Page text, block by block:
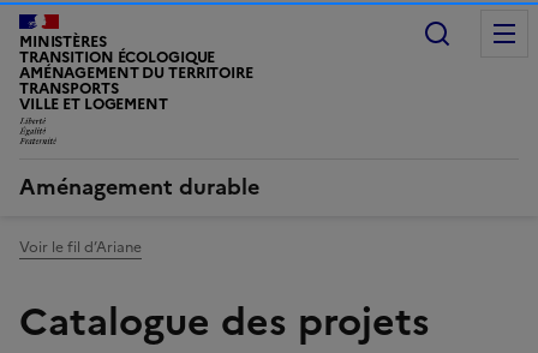
MINISTÈRES
TRANSITION ÉCOLOGIQUE
AMÉNAGEMENT DU TERRITOIRE
TRANSPORTS
VILLE ET LOGEMENT
LIBERTÉ, ÉGALITÉ, FRATERNITÉ
Aménagement durable
Voir le fil d’Ariane
Catalogue des projets